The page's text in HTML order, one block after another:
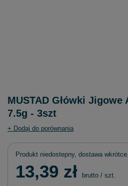
MUSTAD Główki Jigowe
7.5g - 3szt
+ Dodaj do porównania
Produkt niedostepny, dostawa wkrótce
13,39 zł brutto / szt.